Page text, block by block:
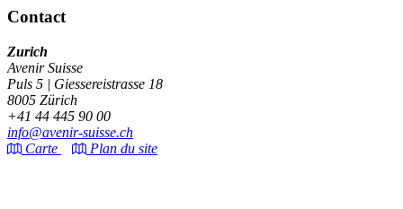
Contact
Zurich
Avenir Suisse
Puls 5 | Giessereistrasse 18
8005 Zürich
+41 44 445 90 00
info@avenir-suisse.ch
Carte
Plan du site